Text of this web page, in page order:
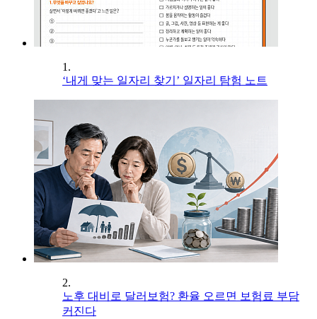
1.
‘내게 맞는 일자리 찾기’ 일자리 탐험 노트
2.
노후 대비로 달러보험? 환율 오르면 보험료 부담
커진다